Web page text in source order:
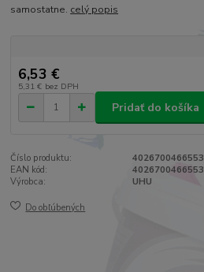
samostatne. celý popis
6,53 €
5,31 € bez DPH
Pridať do košíka
Číslo produktu:
4026700466553
EAN kód:
4026700466553
Výrobca:
UHU
Do obľúbených